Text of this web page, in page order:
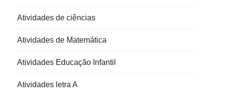
Atividades de ciências
Atividades de Matemática
Atividades Educação Infantil
Atividades letra A